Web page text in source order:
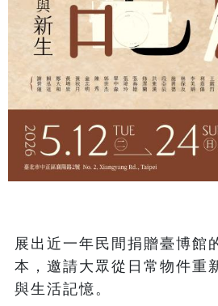
展出近一年民間捐贈臺博館
本，邀請大眾從日常物件重
與生活記憶。